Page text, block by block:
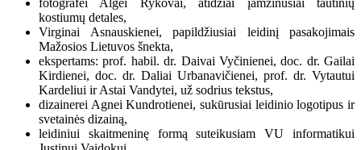
fotografei Algei Rykovai, atidžiai įamžinusiai tautinių
kostiumų detales,
Virginai Asnauskienei, papildžiusiai leidinį pasakojimais
Mažosios Lietuvos šnekta,
ekspertams: prof. habil. dr. Daivai Vyčinienei, doc. dr. Gailai
Kirdienei, doc. dr. Daliai Urbanavičienei, prof. dr. Vytautui
Kardeliui ir Astai Vandytei, už sodrius tekstus,
dizainerei Agnei Kundrotienei, sukūrusiai leidinio logotipus ir
svetainės dizainą,
leidiniui skaitmeninę formą suteikusiam VU informatikui